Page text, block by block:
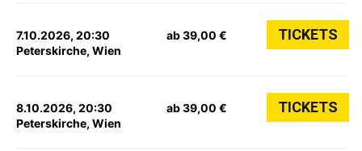
7.10.2026, 20:30
Peterskirche, Wien
ab 39,00 € TICKETS
8.10.2026, 20:30
Peterskirche, Wien
ab 39,00 € TICKETS